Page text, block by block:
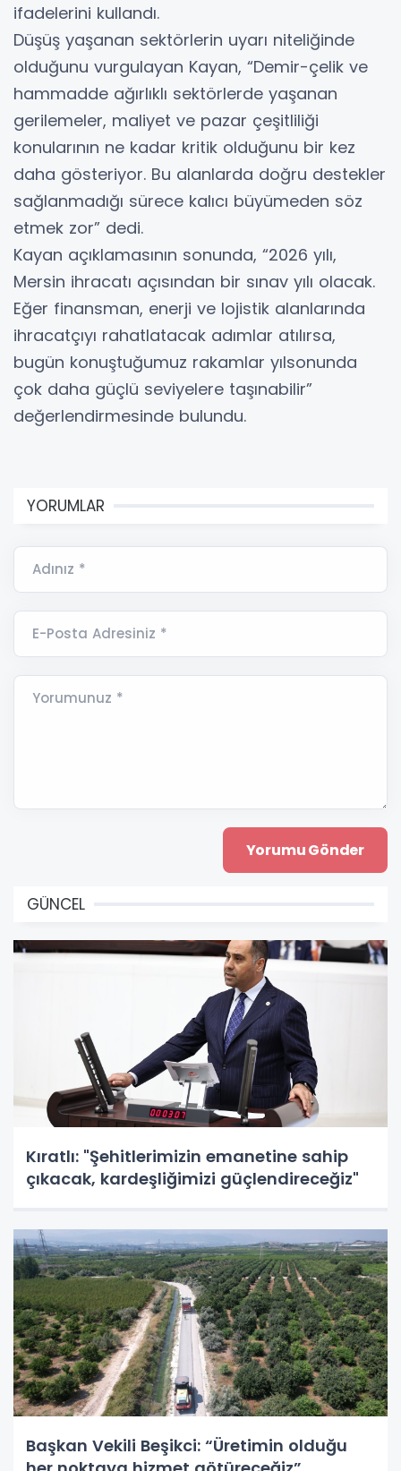
ifadelerini kullandı.
Düşüş yaşanan sektörlerin uyarı niteliğinde
olduğunu vurgulayan Kayan, “Demir-çelik ve
hammadde ağırlıklı sektörlerde yaşanan
gerilemeler, maliyet ve pazar çeşitliliği
konularının ne kadar kritik olduğunu bir kez
daha gösteriyor. Bu alanlarda doğru destekler
sağlanmadığı sürece kalıcı büyümeden söz
etmek zor” dedi.
Kayan açıklamasının sonunda, “2026 yılı,
Mersin ihracatı açısından bir sınav yılı olacak.
Eğer finansman, enerji ve lojistik alanlarında
ihracatçıyı rahatlatacak adımlar atılırsa,
bugün konuştuğumuz rakamlar yılsonunda
çok daha güçlü seviyelere taşınabilir”
değerlendirmesinde bulundu.
YORUMLAR
Adınız *
E-Posta Adresiniz *
Yorumunuz *
GÜNCEL
Kıratlı: "Şehitlerimizin emanetine sahip
çıkacak, kardeşliğimizi güçlendireceğiz"
Başkan Vekili Beşikci: “Üretimin olduğu